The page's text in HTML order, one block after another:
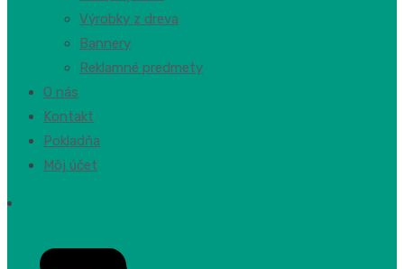
Výrobky z dreva
Bannery
Reklamné predmety
O nás
Kontakt
Pokladňa
Môj účet